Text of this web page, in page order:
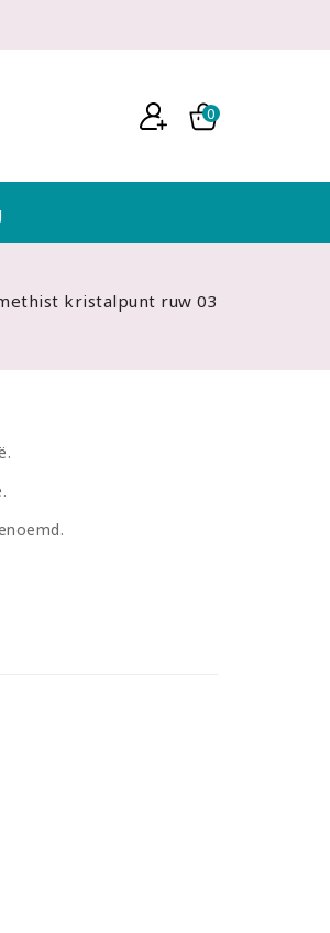
0
kristalpunt ruw 03